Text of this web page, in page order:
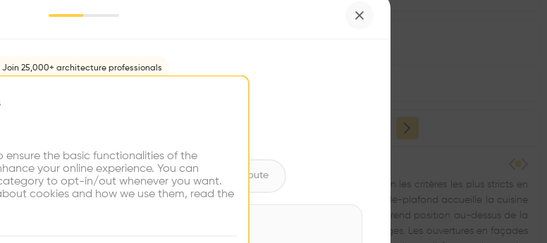
en très mauvais état, un volume modeste et une volonté de travailler selon les critères les plus stricts en
de développement durable ont dicté la transformation de ce rural. Un espace bas-de-plafond accueille la cuisine
Un grand volume reçoit l'unique pièce du rural. Un attique pour les matelas prend position au-dessus de la
La paroi à claire-voie derrière laquelle se glisse l’escalier, évoque les anciennes granges. Les ouvertures en façades
Join 25,000+ architecture professionals
brings you here?
interest to personalize your experience
Find Firms Meet Talents Contribute
ensure the basic functionalities of the
your online experience. You can
to opt-in/out whenever you want.
cookies and how we use them, read the